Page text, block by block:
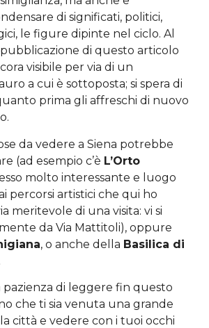
di significati, politici,
le figure dipinte nel ciclo. Al
di questo articolo
visibile per via di un
a cui è sottoposta; si spera di
prima gli affreschi di nuovo
da vedere a Siena potrebbe
(ad esempio c’è L’Orto
molto interessante e luogo
percorsi artistici che qui ho
meritevole di una visita: vi si
da Via Mattitoli), oppure
, o anche della Basilica di
pazienza di leggere fin questo
che ti sia venuta una grande
città e vedere con i tuoi occhi